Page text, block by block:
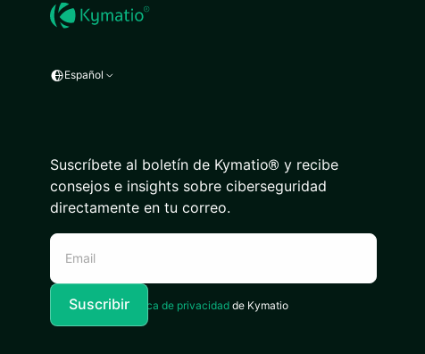
Español
Suscríbete al boletín de Kymatio® y recibe
consejos e insights sobre ciberseguridad
directamente en tu correo.
Acepto laPolítica de privacidad de Kymatio